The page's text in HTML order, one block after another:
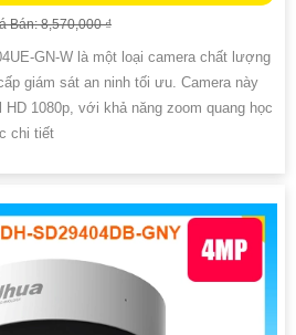
Bán: 8,570,000 ₫
GN-W là một loại camera chất lượng
giám sát an ninh tối ưu. Camera này
1080p, với khả năng zoom quang học
chi tiết